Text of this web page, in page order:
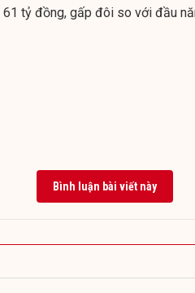
61 tỷ đồng, gấp đôi so với đầu
Bình luận bài viết này